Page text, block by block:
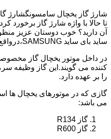
شارژ گاز یخچال سامسونگشارژ
تا حالا با واژه شارژ گاز برخورد
آن دارید؟ خوب دوستان عزیز
ساید بای ساید SAMSUNG،درواقع شارژ گاز موتور می باشد.
در داخل موتور یخچال گاز
کننده می گویند.این گاز وظیفه
را بر عهده دارد.
می باشد:
گاز R134
گاز R600